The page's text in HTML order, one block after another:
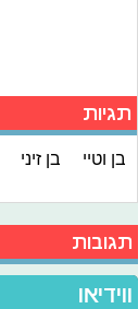
תגיות
בן וטיי בן זיני
תגובות
ווידיאו